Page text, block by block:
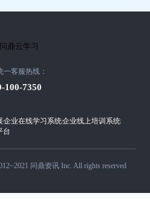
企业在线学习系统企业线上培训系统
台
一客服热线：
100-7350
问鼎资讯 Inc. All rights reserved